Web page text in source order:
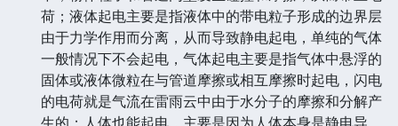
荷；液体起电主要是指液体中的带电粒子形成的边界层
由于力学作用而分离，从而导致静电起电，单纯的气体
一般情况下不会起电，气体起电主要是指气体中悬浮的
固体或液体微粒在与管道摩擦或相互摩擦时起电，闪电
的电荷就是气流在雷雨云中由于水分子的摩擦和分解产